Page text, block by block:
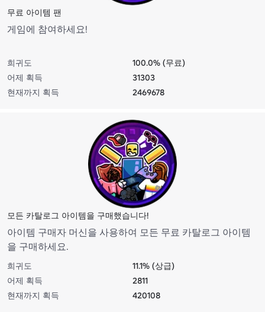
무료 아이템 팬
게임에 참여하세요!
희귀도
100.0% (무료)
어제 획득
31303
현재까지 획득
2469678
모든 카탈로그 아이템을 구매했습니다!
아이템 구매자 머신을 사용하여 모든 무료 카탈로그 아이템
을 구매하세요.
희귀도
11.1% (상급)
어제 획득
2811
현재까지 획득
420108